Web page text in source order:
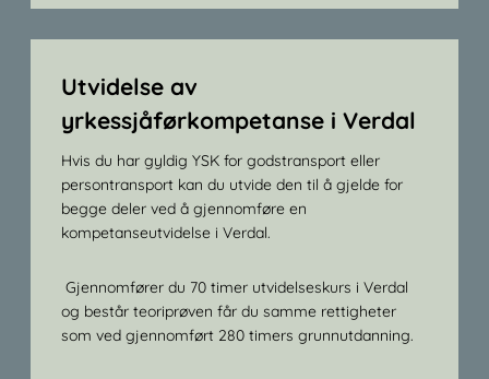
Utvidelse av
yrkessjåførkompetanse i Verdal
Hvis du har gyldig YSK for godstransport eller
persontransport kan du utvide den til å gjelde for
begge deler ved å gjennomføre en
kompetanseutvidelse i Verdal.
Gjennomfører du 70 timer utvidelseskurs i Verdal
og består teoriprøven får du samme rettigheter
som ved gjennomført 280 timers grunnutdanning.